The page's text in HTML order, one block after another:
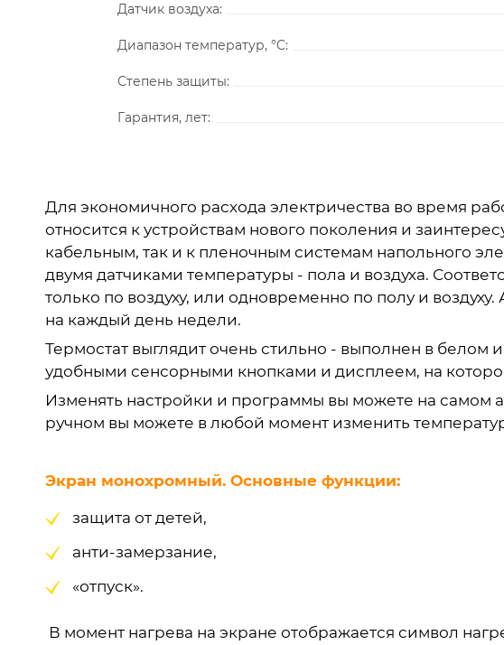
Датчик воздуха:
Диапазон температур, °C:
Степень защиты:
Гарантия, лет:
Для экономичного расхода электричества во время
относится к устройствам нового поколения и
кабельным, так и к пленочным системам напольного
двумя датчиками температуры - пола и воздуха.
только по воздуху, или одновременно по полу и
на каждый день недели.
Термостат выглядит очень стильно - выполнен в
удобными сенсорными кнопками и дисплеем, на
Изменять настройки и программы вы можете на самом
ручном вы можете в любой момент изменить
Экран монохромный. Основные функции:
защита от детей,
анти-замерзание,
«отпуск».
В момент нагрева на экране отображается символ